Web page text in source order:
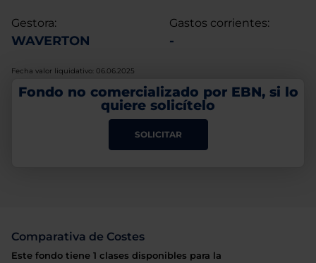
Gestora:
WAVERTON
Gastos corrientes:
-
Fecha valor liquidativo: 06.06.2025
Fondo no comercializado por EBN, si lo
quiere solicítelo
SOLICITAR
Comparativa de Costes
Este fondo tiene 1 clases disponibles para la